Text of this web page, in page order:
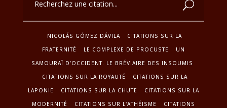
NICOLÁS GÓMEZ DÁVILA
CITATIONS SUR LA
FRATERNITÉ
LE COMPLEXE DE PROCUSTE
UN
SAMOURAÏ D’OCCIDENT. LE BRÉVIAIRE DES INSOUMIS
CITATIONS SUR LA ROYAUTÉ
CITATIONS SUR LA
LAPONIE
CITATIONS SUR LA CHUTE
CITATIONS SUR LA
MODERNITÉ
CITATIONS SUR L'ATHÉISME
CITATIONS